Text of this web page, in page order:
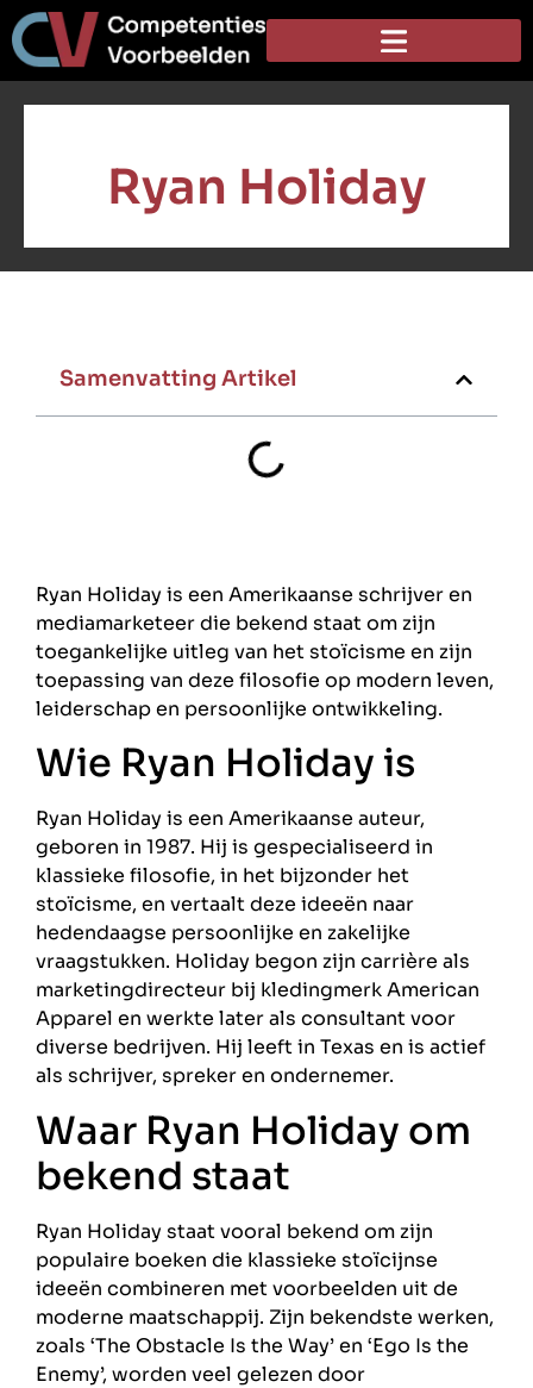
Ryan Holiday
Samenvatting Artikel
Ryan Holiday is een Amerikaanse schrijver en
mediamarketeer die bekend staat om zijn
toegankelijke uitleg van het stoïcisme en zijn
toepassing van deze filosofie op modern leven,
leiderschap en persoonlijke ontwikkeling.
Wie Ryan Holiday is
Ryan Holiday is een Amerikaanse auteur,
geboren in 1987. Hij is gespecialiseerd in
klassieke filosofie, in het bijzonder het
stoïcisme, en vertaalt deze ideeën naar
hedendaagse persoonlijke en zakelijke
vraagstukken. Holiday begon zijn carrière als
marketingdirecteur bij kledingmerk American
Apparel en werkte later als consultant voor
diverse bedrijven. Hij leeft in Texas en is actief
als schrijver, spreker en ondernemer.
Waar Ryan Holiday om
bekend staat
Ryan Holiday staat vooral bekend om zijn
populaire boeken die klassieke stoïcijnse
ideeën combineren met voorbeelden uit de
moderne maatschappij. Zijn bekendste werken,
zoals ‘The Obstacle Is the Way’ en ‘Ego Is the
Enemy’, worden veel gelezen door